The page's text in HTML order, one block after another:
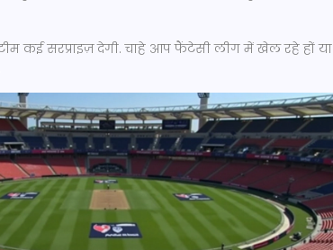
कई सरप्राइज़ देगी. चाहे आप फैंटेसी लीग में खेल रहे हों या